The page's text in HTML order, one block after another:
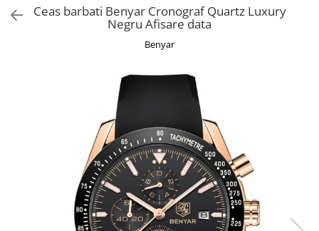
Ceas barbati Benyar Cronograf Quartz Luxury
Negru Afisare data
Benyar